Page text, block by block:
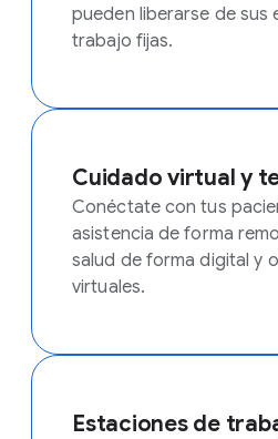
pueden liberarse de sus
trabajo fijas.
Cuidado virtual y
Conéctate con tus
asistencia de forma
salud de forma digital y
virtuales.
Estaciones de